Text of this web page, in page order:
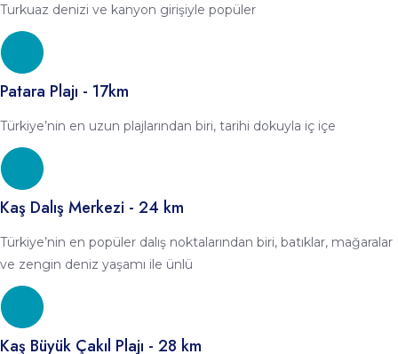
Turkuaz denizi ve kanyon girişiyle popüler
Patara Plajı - 17km
Türkiye’nin en uzun plajlarından biri, tarihi dokuyla iç içe
Kaş Dalış Merkezi - 24 km
Türkiye’nin en popüler dalış noktalarından biri, batıklar, mağaralar
ve zengin deniz yaşamı ile ünlü
Kaş Büyük Çakıl Plajı - 28 km